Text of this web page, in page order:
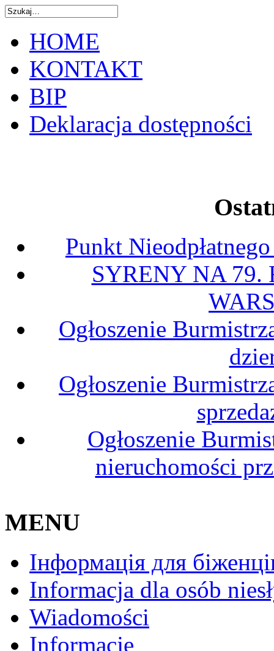
HOME
KONTAKT
BIP
Deklaracja dostępności
Punkt
SYRENY NA 79.
Ogłoszenie
Ogłoszenie
Ogłoszenie
nieruchomości
MENU
Інформація для
Informacja dla osób
Wiadomości
Informacje